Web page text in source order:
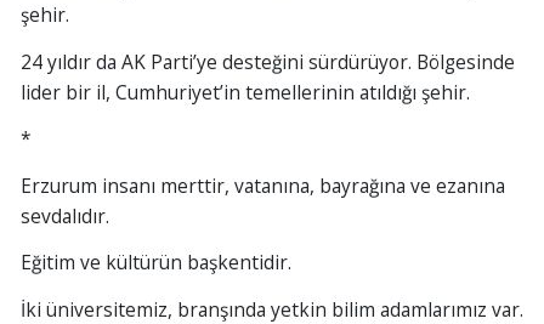
şehir.
24 yıldır da AK Parti’ye desteğini sürdürüyor. Bölgesinde
lider bir il, Cumhuriyet’in temellerinin atıldığı şehir.
*
Erzurum insanı merttir, vatanına, bayrağına ve ezanına
sevdalıdır.
Eğitim ve kültürün başkentidir.
İki üniversitemiz, branşında yetkin bilim adamlarımız var.